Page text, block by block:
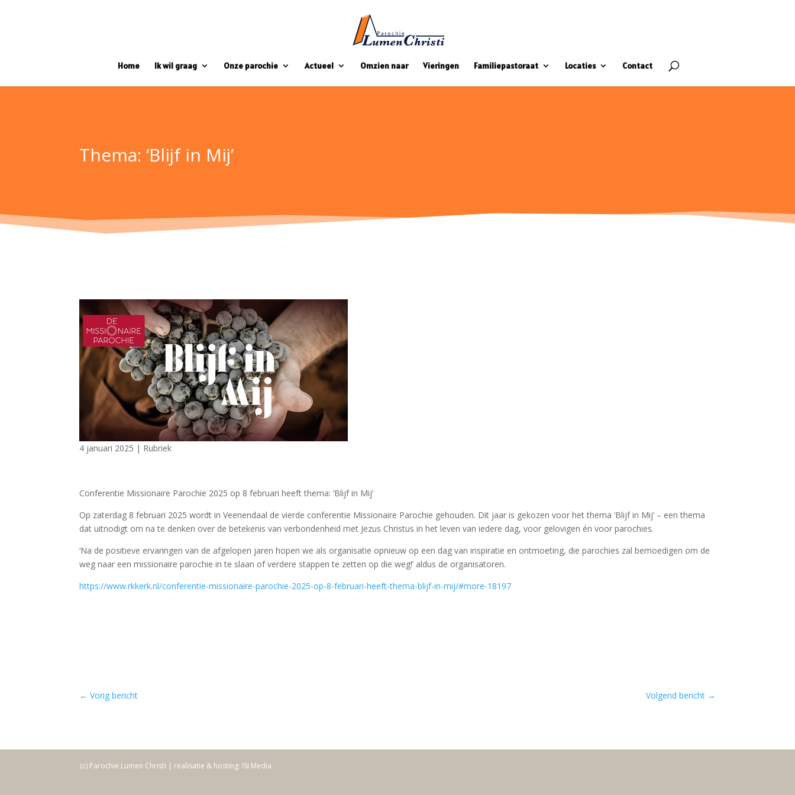
Home Ik wil graag Onze parochie Actueel Omzien naar Vieringen Familiepastoraat Locaties Contact
Thema: ‘Blijf in Mij’
4 januari 2025 | Rubriek
Conferentie Missionaire Parochie 2025 op 8 februari heeft thema: ‘Blijf in Mij’
Op zaterdag 8 februari 2025 wordt in Veenendaal de vierde conferentie Missionaire Parochie gehouden. Dit jaar is gekozen voor het thema ‘Blijf in Mij’ – een thema
dat uitnodigt om na te denken over de betekenis van verbondenheid met Jezus Christus in het leven van iedere dag, voor gelovigen én voor parochies.
‘Na de positieve ervaringen van de afgelopen jaren hopen we als organisatie opnieuw op een dag van inspiratie en ontmoeting, die parochies zal bemoedigen om de
weg naar een missionaire parochie in te slaan of verdere stappen te zetten op die weg!’ aldus de organisatoren.
https://www.rkkerk.nl/conferentie-missionaire-parochie-2025-op-8-februari-heeft-thema-blijf-in-mij/#more-18197
←Vorig bericht Volgend bericht→
(c) Parochie Lumen Christi | realisatie & hosting: ISI Media